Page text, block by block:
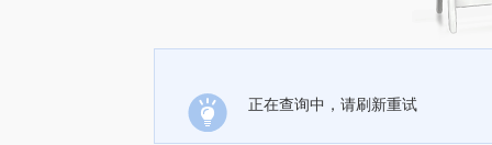
正在查询中，请刷新重试